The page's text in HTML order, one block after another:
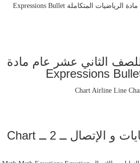
الثاني عشر عام مادة
مدرس ريض 101 الفصل الأول النهايات و الإتصال ــ 2 ــ Chart